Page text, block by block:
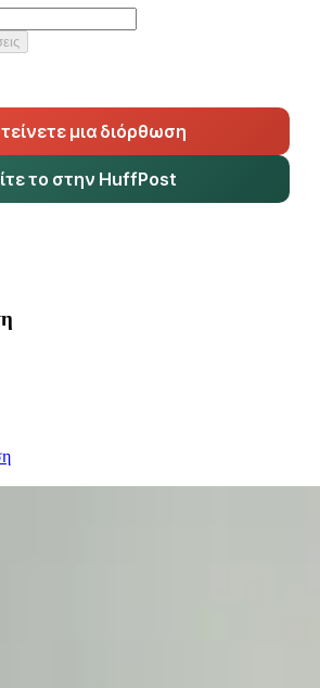
μια διόρθωση
το στην HuffPost